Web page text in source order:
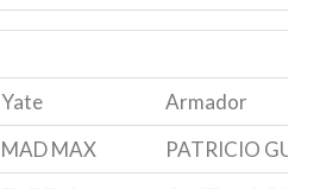
Yate
Armador
MAD MAX
PATRICIO